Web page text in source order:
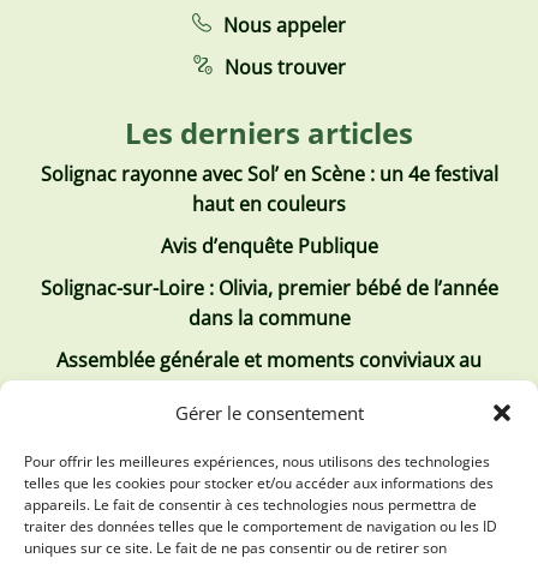
Gérer le consentement
Pour offrir les meilleures expériences, nous utilisons des technologies
telles que les cookies pour stocker et/ou accéder aux informations des
appareils. Le fait de consentir à ces technologies nous permettra de
traiter des données telles que le comportement de navigation ou les ID
uniques sur ce site. Le fait de ne pas consentir ou de retirer son
Nous appeler
Nous trouver
Les derniers articles
Solignac rayonne avec Sol’ en Scène : un 4e festival
haut en couleurs
Avis d’enquête Publique
Solignac-sur-Loire : Olivia, premier bébé de l’année
dans la commune
Assemblée générale et moments conviviaux au
Club Tous ensemble
Les derniers comptes rendus
Conseil municipal 2 juillet 2026